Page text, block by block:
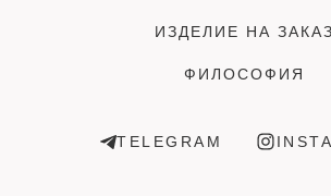
ИЗДЕЛИЕ НА ЗАКАЗ
ФИЛОСОФИЯ
TELEGRAM